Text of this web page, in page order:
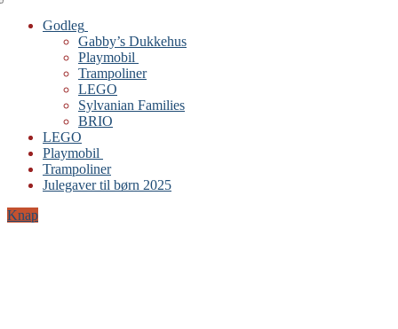
Godleg
Gabby’s Dukkehus
Playmobil
Trampoliner
LEGO
Sylvanian Families
BRIO
LEGO
Playmobil
Trampoliner
Julegaver til børn 2025
Knap